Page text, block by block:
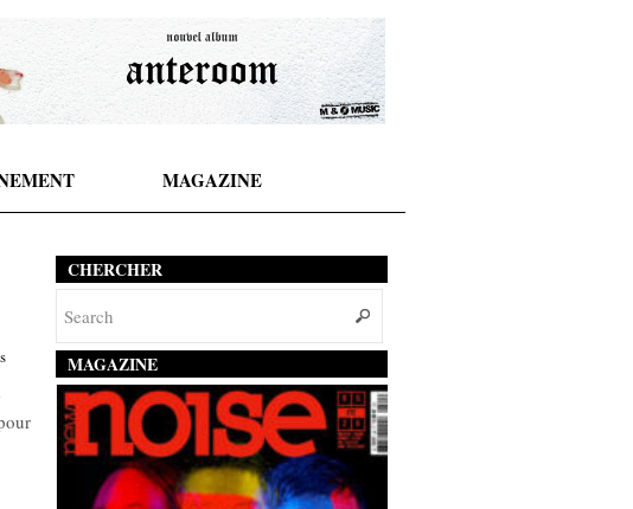
MAGAZINE
CHERCHER
MAGAZINE